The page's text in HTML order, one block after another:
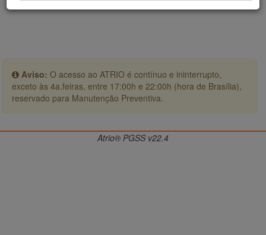
Aviso: O acesso ao ATRIO é contínuo e ininterrupto,
exceto às 4a.feiras, entre 17:00h e 22:00h (hora de Brasília),
reservado para Manutenção Preventiva.
Atrio® PGSS v22.4